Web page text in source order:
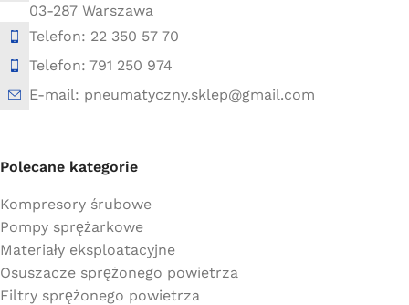
03-287 Warszawa
Telefon: 22 350 57 70
Telefon: 791 250 974
E-mail: pneumatyczny.sklep@gmail.com
Polecane kategorie
Kompresory śrubowe
Pompy sprężarkowe
Materiały eksploatacyjne
Osuszacze sprężonego powietrza
Filtry sprężonego powietrza